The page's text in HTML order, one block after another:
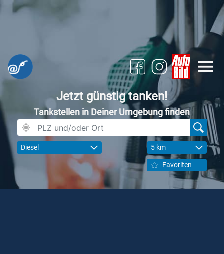
Jetzt günstig tanken!
Tankstellen in Deiner Umgebung finden
Diesel 5 km
Favoriten